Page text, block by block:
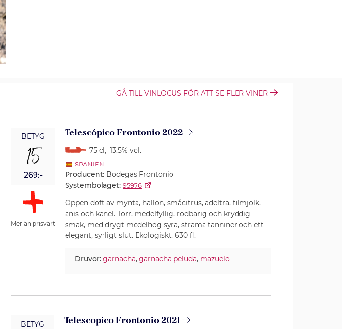
GÅ TILL VINLOCUS FÖR ATT SE FLER VINER
BETYG
15
269:-
Mer än prisvärt
Telescópico Frontonio 2022
75 cl, 13.5% vol.
SPANIEN
Producent: Bodegas Frontonio
Systembolaget: 95976
Öppen doft av mynta, hallon, småcitrus, ädelträ, filmjölk,
anis och kanel. Torr, medelfyllig, rödbärig och kryddig
smak, med drygt medelhög syra, strama tanniner och ett
elegant, syrligt slut. Ekologiskt. 630 fl.
Druvor: garnacha, garnacha peluda, mazuelo
BETYG Telescopico Frontonio 2021